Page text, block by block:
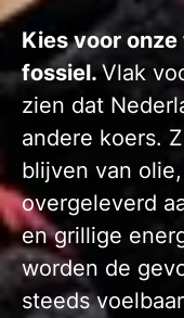
Kies voor
fossiel.Vlak
zien dat
andere koers.
blijven van
overgeleverd
en grillige
worden de
steeds